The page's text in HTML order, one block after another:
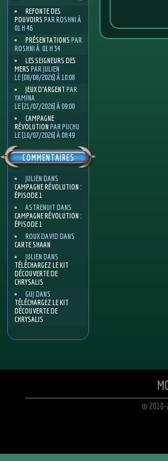
REFONTE DES
POUVOIRS PAR ROSHNI À
01 H 46
PRÉSENTATIONS PAR
ROSHNI À 01 H 34
LES SEIGNEURS DES
MERS PAR JULIEN
LE [08/08/2026] À 10:08
JEUX D'ARGENT PAR
YAMINA
LE [21/07/2026] À 09:00
CAMPAGNE
RÉVOLUTION PAR PUCHU
LE [10/07/2026] À 08:49
COMMENTAIRES
JULIEN DANS
CAMPAGNE RÉVOLUTION :
ÉPISODE 1
ASTRENUIT DANS
CAMPAGNE RÉVOLUTION :
ÉPISODE 1
ROUX DAVID DANS
CARTE SHAAN
JULIEN DANS
TÉLÉCHARGEZ LE KIT
DÉCOUVERTE DE
CHRYSALIS
GUJ DANS
TÉLÉCHARGEZ LE KIT
DÉCOUVERTE DE
CHRYSALIS
© 2010-